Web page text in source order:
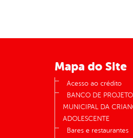
Mapa do Site
Acesso ao crédito
BANCO DE
MUNICIPAL DA
ADOLESCENTE
Bares e restaurantes